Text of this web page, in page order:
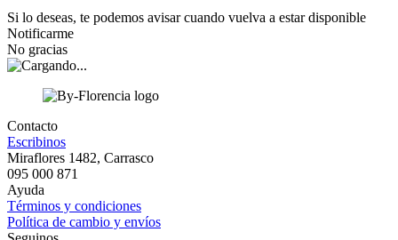
Si lo deseas, te podemos avisar cuando vuelva a estar disponible
Notificarme
No gracias
Contacto
Escribinos
Miraflores 1482, Carrasco
095 000 871
Ayuda
Términos y condiciones
Política de cambio y envíos